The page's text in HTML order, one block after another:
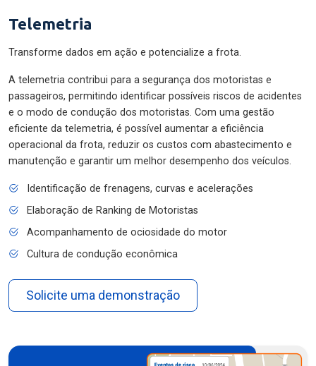
Telemetria
Transforme dados em ação e potencialize a frota.
A telemetria contribui para a segurança dos motoristas e
passageiros, permitindo identificar possíveis riscos de acidentes
e o modo de condução dos motoristas. Com uma gestão
eficiente da telemetria, é possível aumentar a eficiência
operacional da frota, reduzir os custos com abastecimento e
manutenção e garantir um melhor desempenho dos veículos.
Identificação de frenagens, curvas e acelerações
Elaboração de Ranking de Motoristas
Acompanhamento de ociosidade do motor
Cultura de condução econômica
Solicite uma demonstração